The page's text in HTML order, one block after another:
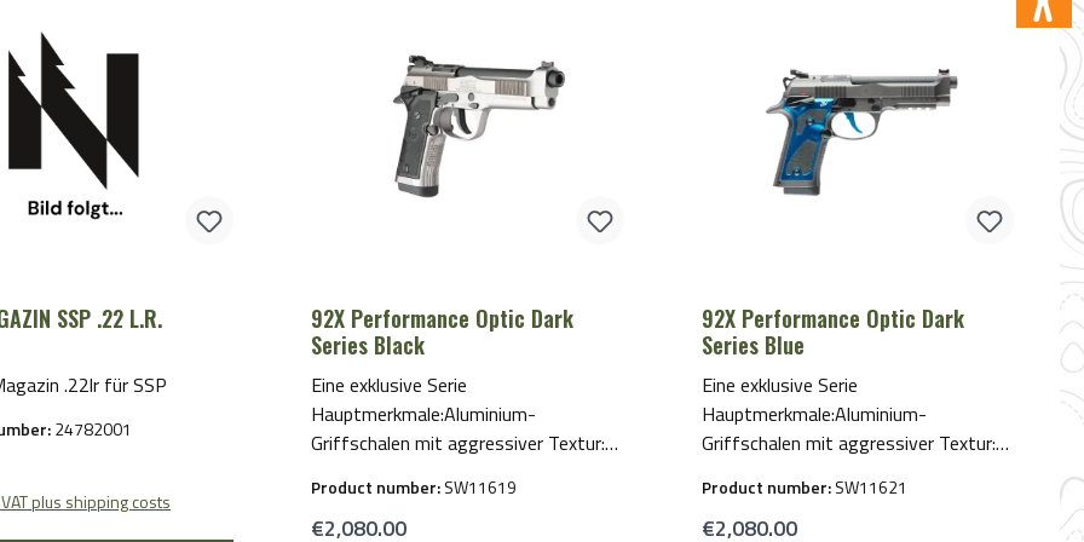
der
der schwere Brigadier-
der Xtreme-
mit bis zu 40 %
Reset für präzises
optimales Handling. odelle
Optic Dark Series
5 SH MAGAZIN SSP .22 L.R.
.22lr für SSP
24782001
plus shipping costs
92X Performance Optic Dark
Series Black
Eine exklusive Serie
Hauptmerkmale:Aluminium-
Griffschalen mit aggressiver Textur:
SchwarzFarbiger Abzug – passend zur
gewählten GriffschalenfarbeGraphite
Product number:SW11619
Regular price:
€2,080.00
92X Performance Optic Dark
Series Blue
Eine exklusive Serie
Hauptmerkmale:Aluminium-
Griffschalen mit aggressiver Textur:
SchwarzFarbiger Abzug – passend zur
gewählten GriffschalenfarbeGraphite
Product number:SW11621
Regular price:
€2,080.00